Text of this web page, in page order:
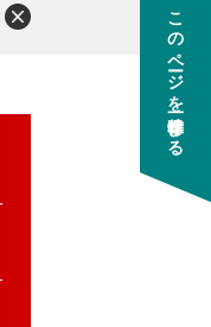
このページを一時保存する